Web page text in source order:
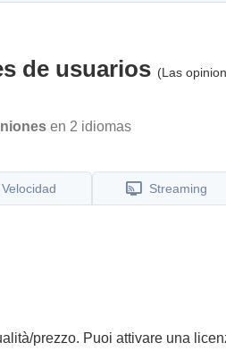
de usuarios (Las
en 2 idiomas
Velocidad Streaming
prezzo. Puoi attivare una